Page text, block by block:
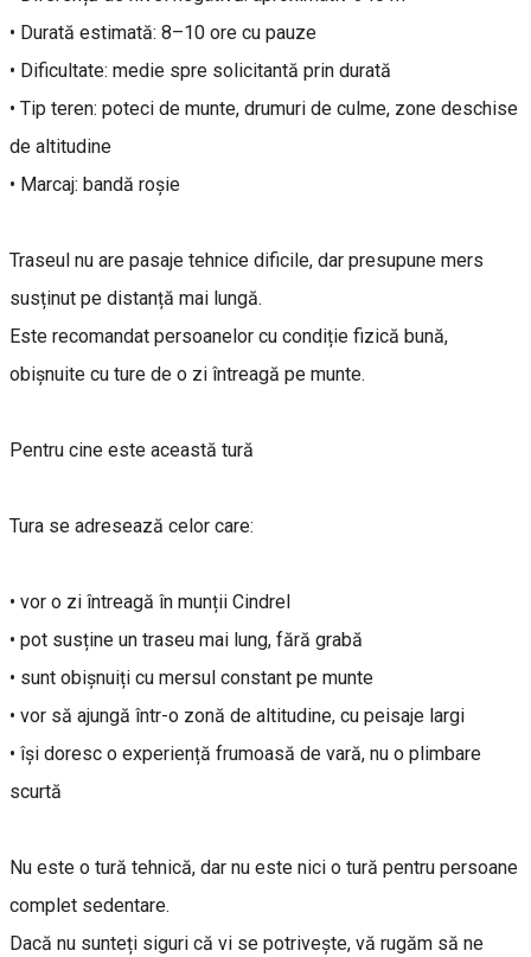
• Durată estimată: 8–10 ore cu pauze
• Dificultate: medie spre solicitantă prin durată
• Tip teren: poteci de munte, drumuri de culme, zone deschise
de altitudine
• Marcaj: bandă roșie
Traseul nu are pasaje tehnice dificile, dar presupune mers
susținut pe distanță mai lungă.
Este recomandat persoanelor cu condiție fizică bună,
obișnuite cu ture de o zi întreagă pe munte.
Pentru cine este această tură
Tura se adresează celor care:
• vor o zi întreagă în munții Cindrel
• pot susține un traseu mai lung, fără grabă
• sunt obișnuiți cu mersul constant pe munte
• vor să ajungă într-o zonă de altitudine, cu peisaje largi
• își doresc o experiență frumoasă de vară, nu o plimbare
scurtă
Nu este o tură tehnică, dar nu este nici o tură pentru persoane
complet sedentare.
Dacă nu sunteți siguri că vi se potrivește, vă rugăm să ne